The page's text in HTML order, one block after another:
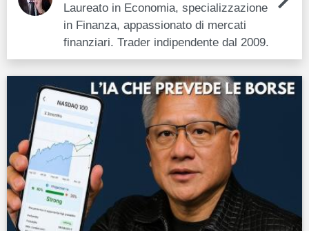
Laureato in Economia, specializzazione
in Finanza, appassionato di mercati
finanziari. Trader indipendente dal 2009.